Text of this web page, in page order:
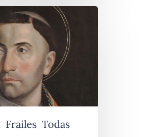
Frailes Todas